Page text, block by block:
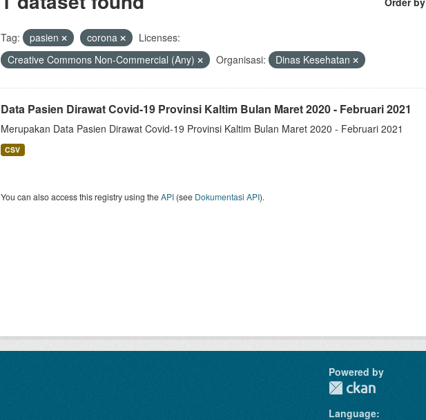
Tag: pasien corona
Licenses:
Creative Commons Non-Commercial (Any)
Organisasi: Dinas Kesehatan
Data Pasien Dirawat Covid-19 Provinsi Kaltim Bulan Maret 2020 - Februari 2021
Merupakan Data Pasien Dirawat Covid-19 Provinsi Kaltim Bulan Maret 2020 - Februari 2021
CSV
You can also access this registry using theAPI(see Dokumentasi API).
Powered by
Language